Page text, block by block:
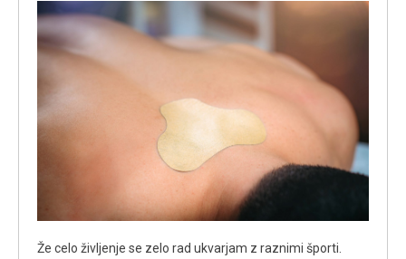
Že celo življenje se zelo rad ukvarjam z raznimi športi.